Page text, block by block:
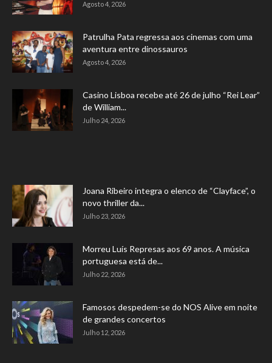
Agosto 4, 2026
Patrulha Pata regressa aos cinemas com uma
aventura entre dinossauros
Agosto 4, 2026
Casino Lisboa recebe até 26 de julho “Rei Lear”
de William...
Julho 24, 2026
Joana Ribeiro integra o elenco de “Clayface”, o
novo thriller da...
Julho 23, 2026
Morreu Luís Represas aos 69 anos. A música
portuguesa está de...
Julho 22, 2026
Famosos despedem-se do NOS Alive em noite
de grandes concertos
Julho 12, 2026